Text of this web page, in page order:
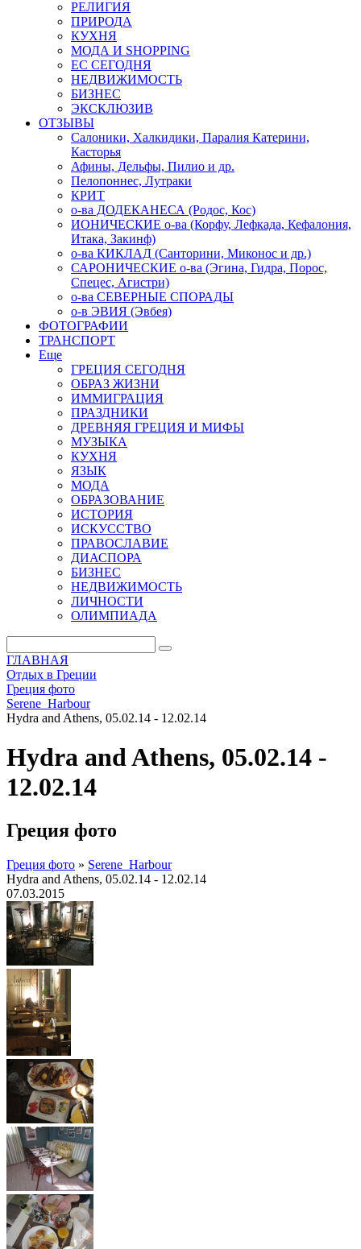
РЕЛИГИЯ
ПРИРОДА
КУХНЯ
МОДА И SHOPPING
ЕС СЕГОДНЯ
НЕДВИЖИМОСТЬ
БИЗНЕС
ЭКСКЛЮЗИВ
ОТЗЫВЫ
Салоники, Халкидики, Паралия Катерини,
Касторья
Афины, Дельфы, Пилио и др.
Пелопоннес, Лутраки
КРИТ
о-ва ДОДЕКАНЕСА (Родос, Кос)
ИОНИЧЕСКИЕ о-ва (Корфу, Лефкада, Кефалония,
Итака, Закинф)
о-ва КИКЛАД (Санторини, Миконос и др.)
САРОНИЧЕСКИЕ о-ва (Эгина, Гидра, Порос,
Спецес, Агистри)
о-ва СЕВЕРНЫЕ СПОРАДЫ
о-в ЭВИЯ (Эвбея)
ФОТОГРАФИИ
ТРАНСПОРТ
Еще
ГРЕЦИЯ СЕГОДНЯ
ОБРАЗ ЖИЗНИ
ИММИГРАЦИЯ
ПРАЗДНИКИ
ДРЕВНЯЯ ГРЕЦИЯ И МИФЫ
МУЗЫКА
КУХНЯ
ЯЗЫК
МОДА
ОБРАЗОВАНИЕ
ИСТОРИЯ
ИСКУССТВО
ПРАВОСЛАВИЕ
ДИАСПОРА
БИЗНЕС
НЕДВИЖИМОСТЬ
ЛИЧНОСТИ
ОЛИМПИАДА
ГЛАВНАЯ
Отдых в Греции
Греция фото
Serene_Harbour
Hydra and Athens, 05.02.14 - 12.02.14
Hydra and Athens, 05.02.14 -
12.02.14
Греция фото
Греция фото » Serene_Harbour
Hydra and Athens, 05.02.14 - 12.02.14
07.03.2015